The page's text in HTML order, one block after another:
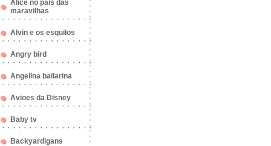
Alice no pais das
maravilhas
Alvin e os esquilos
Angry bird
Angelina bailarina
Avioes da Disney
Baby tv
Backyardigans